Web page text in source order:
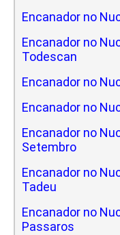
Encanador no
Encanador no
Todescan
Encanador no
Encanador no
Encanador no
Setembro
Encanador no
Tadeu
Encanador no
Passaros